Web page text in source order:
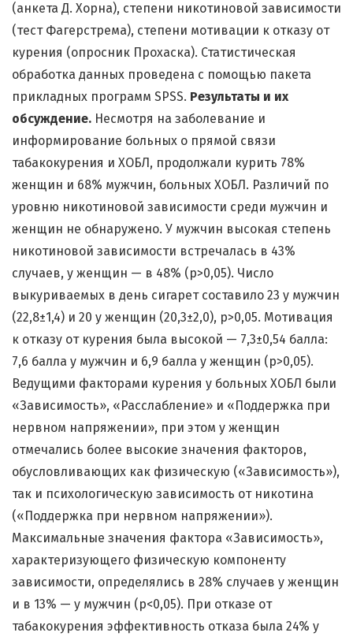
(анкета Д. Хорна), степени никотиновой зависимости
(тест Фагерстрема), степени мотивации к отказу от
курения (опросник Прохаска). Статистическая
обработка данных проведена с помощью пакета
прикладных программ SPSS. Результаты и их
обсуждение. Несмотря на заболевание и
информирование больных о прямой связи
табакокурения и ХОБЛ, продолжали курить 78%
женщин и 68% мужчин, больных ХОБЛ. Различий по
уровню никотиновой зависимости среди мужчин и
женщин не обнаружено. У мужчин высокая степень
никотиновой зависимости встречалась в 43%
случаев, у женщин — в 48% (р>0,05). Число
выкуриваемых в день сигарет составило 23 у мужчин
(22,8±1,4) и 20 у женщин (20,3±2,0), р>0,05. Мотивация
к отказу от курения была высокой — 7,3±0,54 балла:
7,6 балла у мужчин и 6,9 балла у женщин (р>0,05).
Ведущими факторами курения у больных ХОБЛ были
«Зависимость», «Расслабление» и «Поддержка при
нервном напряжении», при этом у женщин
отмечались более высокие значения факторов,
обусловливающих как физическую («Зависимость»),
так и психологическую зависимость от никотина
(«Поддержка при нервном напряжении»).
Максимальные значения фактора «Зависимость»,
характеризующего физическую компоненту
зависимости, определялись в 28% случаев у женщин
и в 13% — у мужчин (р<0,05). При отказе от
табакокурения эффективность отказа была 24% у